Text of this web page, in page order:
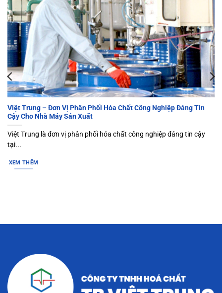
Việt Trung – Đơn Vị Phân Phối Hóa Chất Công Nghiệp Đáng Tin
Cậy Cho Nhà Máy Sản Xuất
Việt Trung là đơn vị phân phối hóa chất công nghiệp đáng tin cậy
tại...
XEM THÊM